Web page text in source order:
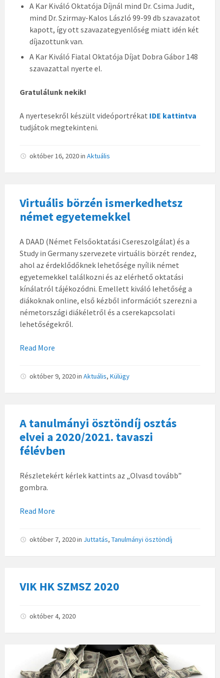
A Kar Kiváló Oktatója Díjnál mind Dr. Csima Judit,
mind Dr. Szirmay-Kalos László 99-99 db szavazatot
kapott, így ott szavazategyenlőség miatt idén két
díjazottunk van.
A Kar Kiváló Fiatal Oktatója Díjat Dobra Gábor 148
szavazattal nyerte el.
Gratulálunk nekik!
A nyertesekről készült videóportrékat IDE kattintva
tudjátok megtekinteni.
október 16, 2020in Aktuális
Virtuális börzén ismerkedhetsz
német egyetemekkel
A DAAD (Német Felsőoktatási Csereszolgálat) és a
Study in Germany szervezete virtuális börzét rendez,
ahol az érdeklődőknek lehetősége nyílik német
egyetemekkel találkozni és az elérhető oktatási
kínálatról tájékozódni. Emellett kiváló lehetőség a
diákoknak online, első kézből információt szerezni a
németországi diákéletről és a cserekapcsolati
lehetőségekről.
Read More
október 9, 2020in Aktuális, Külügy
A tanulmányi ösztöndíj osztás
elvei a 2020/2021. tavaszi
félévben
Részletekért kérlek kattints az „Olvasd tovább”
gombra.
Read More
október 7, 2020in Juttatás, Tanulmányi ösztöndíj
VIK HK SZMSZ 2020
október 4, 2020